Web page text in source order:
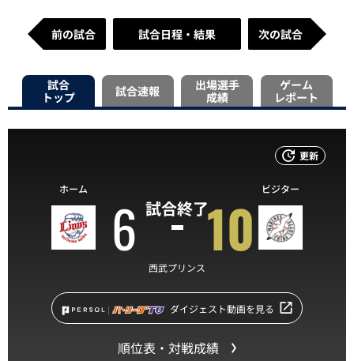
前の試合 試合日程・結果 次の試合
試合
トップ
試合速報
出場選手
成績
ゲーム
レポート
更新
試合終了
ホーム
6 10
ビジター
西武プリンス
ダイジェスト動画を見る
順位表・対戦成績